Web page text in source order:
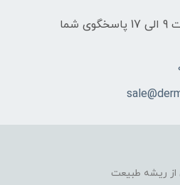
شنبه تا پنج شنبه ، از ساعت 9 الی 17 پاسخگوی شما
از ریشه طبیعت